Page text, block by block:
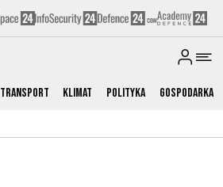
Transport Klimat Polityka Gospodarka